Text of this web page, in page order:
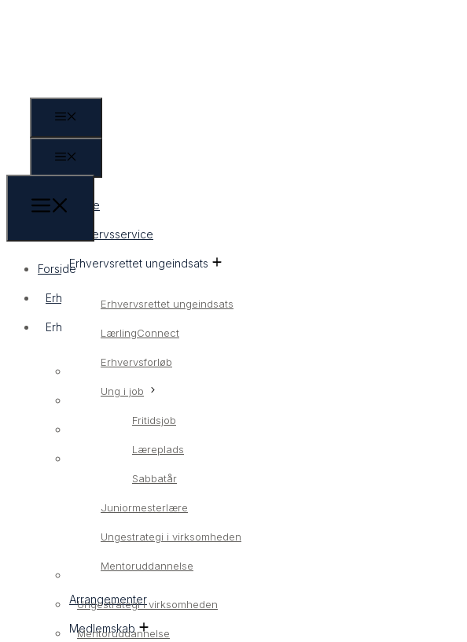
Forside
Erhvervsservice
Erhvervsrettet ungeindsats
Erhvervsrettet ungeindsats
LærlingConnect
Erhvervsforløb
Ung i job
Fritidsjob
Læreplads
Sabbatår
Juniormesterlære
Ungestrategi i virksomheden
Mentoruddannelse
Arrangementer
Medlemskab
Forside
Erhvervsservice
Erhvervsrettet ungeindsats
Erhvervsrettet ungeindsats
LærlingConnect
Erhvervsforløb
Fritidsjob
Læreplads
Sabbatår
Juniormesterlære
Ungestrategi i virksomheden
Mentoruddannelse